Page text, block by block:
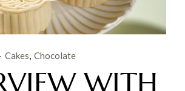
Cakes Chocolate
WITH